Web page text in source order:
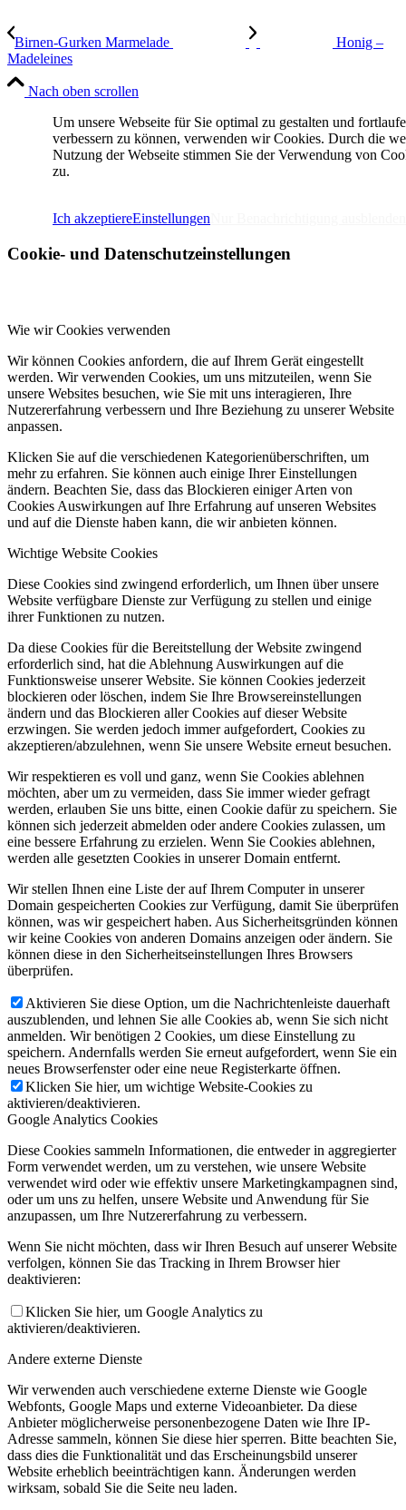
Birnen-Gurken Marmelade
Honig –
Madeleines
Nach oben scrollen
Um unsere Webseite für Sie optimal zu gestalten und
verbessern zu können, verwenden wir Cookies. Durch die
Nutzung der Webseite stimmen Sie der Verwendung von
zu.
Ich akzeptiereEinstellungen
Cookie- und Datenschutzeinstellungen
Wie wir Cookies verwenden
Wir können Cookies anfordern, die auf Ihrem Gerät eingestellt
werden. Wir verwenden Cookies, um uns mitzuteilen, wenn Sie
unsere Websites besuchen, wie Sie mit uns interagieren, Ihre
Nutzererfahrung verbessern und Ihre Beziehung zu unserer Website
anpassen.
Klicken Sie auf die verschiedenen Kategorienüberschriften, um
mehr zu erfahren. Sie können auch einige Ihrer Einstellungen
ändern. Beachten Sie, dass das Blockieren einiger Arten von
Cookies Auswirkungen auf Ihre Erfahrung auf unseren Websites
und auf die Dienste haben kann, die wir anbieten können.
Wichtige Website Cookies
Diese Cookies sind zwingend erforderlich, um Ihnen über unsere
Website verfügbare Dienste zur Verfügung zu stellen und einige
ihrer Funktionen zu nutzen.
Da diese Cookies für die Bereitstellung der Website zwingend
erforderlich sind, hat die Ablehnung Auswirkungen auf die
Funktionsweise unserer Website. Sie können Cookies jederzeit
blockieren oder löschen, indem Sie Ihre Browsereinstellungen
ändern und das Blockieren aller Cookies auf dieser Website
erzwingen. Sie werden jedoch immer aufgefordert, Cookies zu
akzeptieren/abzulehnen, wenn Sie unsere Website erneut besuchen.
Wir respektieren es voll und ganz, wenn Sie Cookies ablehnen
möchten, aber um zu vermeiden, dass Sie immer wieder gefragt
werden, erlauben Sie uns bitte, einen Cookie dafür zu speichern. Sie
können sich jederzeit abmelden oder andere Cookies zulassen, um
eine bessere Erfahrung zu erzielen. Wenn Sie Cookies ablehnen,
werden alle gesetzten Cookies in unserer Domain entfernt.
Wir stellen Ihnen eine Liste der auf Ihrem Computer in unserer
Domain gespeicherten Cookies zur Verfügung, damit Sie überprüfen
können, was wir gespeichert haben. Aus Sicherheitsgründen können
wir keine Cookies von anderen Domains anzeigen oder ändern. Sie
können diese in den Sicherheitseinstellungen Ihres Browsers
überprüfen.
Aktivieren Sie diese Option, um die Nachrichtenleiste dauerhaft
auszublenden, und lehnen Sie alle Cookies ab, wenn Sie sich nicht
anmelden. Wir benötigen 2 Cookies, um diese Einstellung zu
speichern. Andernfalls werden Sie erneut aufgefordert, wenn Sie ein
neues Browserfenster oder eine neue Registerkarte öffnen.
Klicken Sie hier, um wichtige Website-Cookies zu
aktivieren/deaktivieren.
Google Analytics Cookies
Diese Cookies sammeln Informationen, die entweder in aggregierter
Form verwendet werden, um zu verstehen, wie unsere Website
verwendet wird oder wie effektiv unsere Marketingkampagnen sind,
oder um uns zu helfen, unsere Website und Anwendung für Sie
anzupassen, um Ihre Nutzererfahrung zu verbessern.
Wenn Sie nicht möchten, dass wir Ihren Besuch auf unserer Website
verfolgen, können Sie das Tracking in Ihrem Browser hier
deaktivieren:
Klicken Sie hier, um Google Analytics zu
aktivieren/deaktivieren.
Andere externe Dienste
Wir verwenden auch verschiedene externe Dienste wie Google
Webfonts, Google Maps und externe Videoanbieter. Da diese
Anbieter möglicherweise personenbezogene Daten wie Ihre IP-
Adresse sammeln, können Sie diese hier sperren. Bitte beachten Sie,
dass dies die Funktionalität und das Erscheinungsbild unserer
Website erheblich beeinträchtigen kann. Änderungen werden
wirksam, sobald Sie die Seite neu laden.